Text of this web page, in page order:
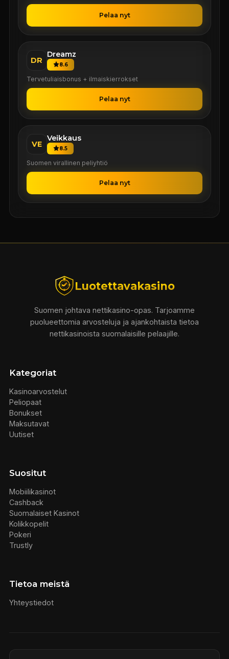
Pelaa nyt
DR
Dreamz
8.6
Tervetuliaisbonus + ilmaiskierrokset
Pelaa nyt
VE
Veikkaus
8.5
Suomen virallinen peliyhtiö
Pelaa nyt
Luotettavakasino
Suomen johtava nettikasino-opas. Tarjoamme
puolueettomia arvosteluja ja ajankohtaista tietoa
nettikasinoista suomalaisille pelaajille.
Kategoriat
Kasinoarvostelut
Peliopaat
Bonukset
Maksutavat
Uutiset
Suositut
Mobiilikasinot
Cashback
Suomalaiset Kasinot
Kolikkopelit
Pokeri
Trustly
Tietoa meistä
Yhteystiedot